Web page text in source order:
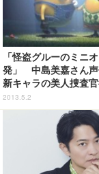
「怪盗グルーのミニ
発」 中島美嘉さん声
新キャラの美人捜査
2013.5.2